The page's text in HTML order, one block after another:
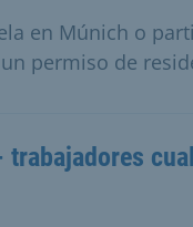
en Múnich o
permiso de
trabajadores